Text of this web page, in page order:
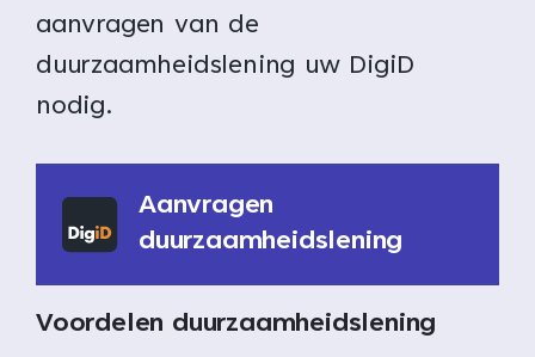
aanvragen van de
duurzaamheidslening uw DigiD
nodig.
Aanvragen
duurzaamheidslening
Voordelen duurzaamheidslening